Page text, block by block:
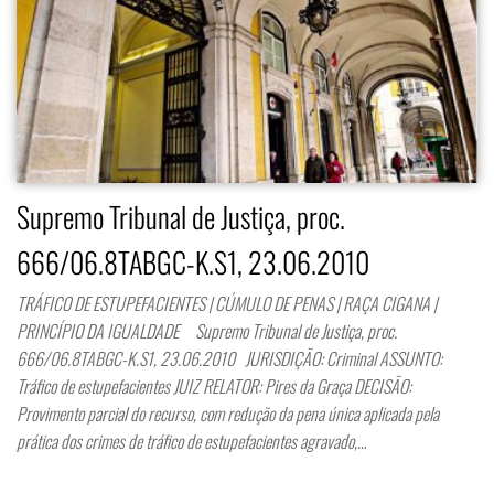
Supremo Tribunal de Justiça, proc.
666/06.8TABGC-K.S1, 23.06.2010
TRÁFICO DE ESTUPEFACIENTES | CÚMULO DE PENAS | RAÇA CIGANA |
PRINCÍPIO DA IGUALDADE Supremo Tribunal de Justiça, proc.
666/06.8TABGC-K.S1, 23.06.2010 JURISDIÇÃO: Criminal ASSUNTO:
Tráfico de estupefacientes JUIZ RELATOR: Pires da Graça DECISÃO:
Provimento parcial do recurso, com redução da pena única aplicada pela
prática dos crimes de tráfico de estupefacientes agravado,…